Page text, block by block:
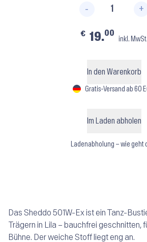
- +
€ 19.00
inkl. MwSt.
In den Warenkorb
Gratis-Versand ab 60
Im Laden abholen
Ladenabholung – wie geht
Das Sheddo 501W-Ex ist ein Tanz-
Trägern in Lila – bauchfrei geschnitten,
Bühne. Der weiche Stoff liegt eng an.